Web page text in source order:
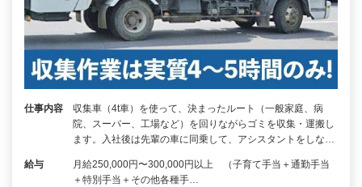
仕事内容
収集車（4t車）を使って、決まったルート（一般家庭、病
院、スーパー、工場など）を回りながらゴミを収集・運搬し
ます。入社後は先輩の車に同乗して、アシスタントをしな…
給与
月給250,000円〜300,000円以上 （子育て手当＋通勤手当
＋特別手当＋その他各種手…